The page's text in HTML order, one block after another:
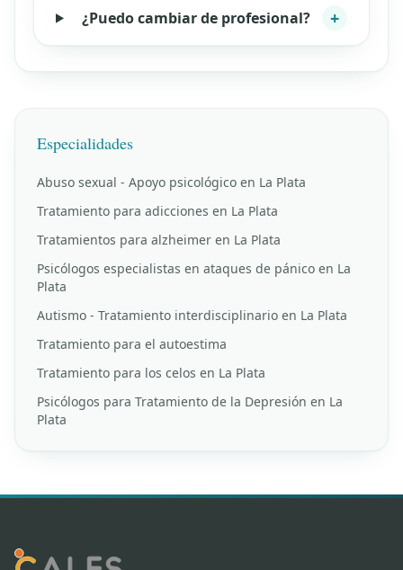
¿Puedo cambiar de profesional? +
Especialidades
Abuso sexual - Apoyo psicológico en La Plata
Tratamiento para adicciones en La Plata
Tratamientos para alzheimer en La Plata
Psicólogos especialistas en ataques de pánico en La
Plata
Autismo - Tratamiento interdisciplinario en La Plata
Tratamiento para el autoestima
Tratamiento para los celos en La Plata
Psicólogos para Tratamiento de la Depresión en La
Plata